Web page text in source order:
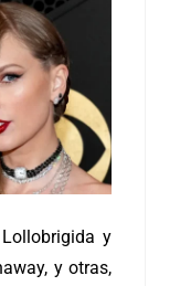
y
y otras,